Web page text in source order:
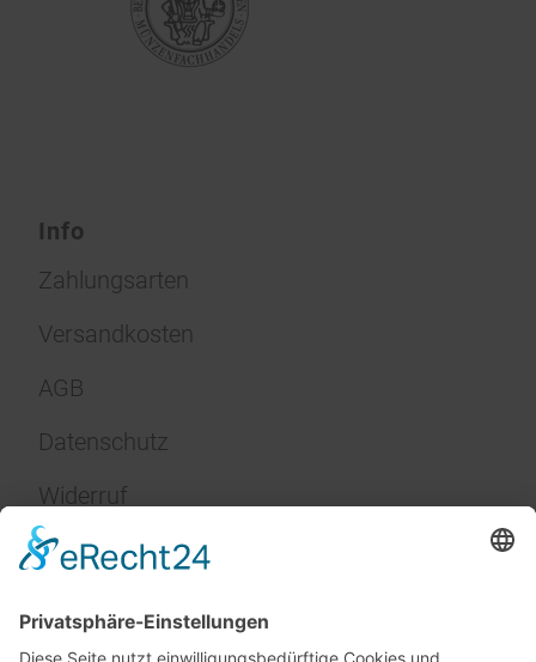
Info
Zahlungsarten
Versandkosten
AGB
Datenschutz
Widerruf
Impressum